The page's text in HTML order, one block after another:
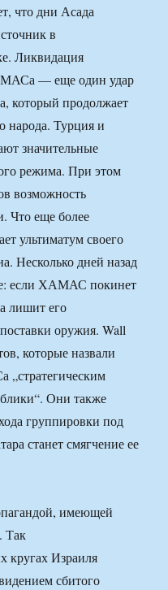
что дни Асада
в
Ликвидация
— еще один удар
который продолжает
народа. Турция и
значительные
режима. При этом
возможность
Что еще более
ультиматум своего
Несколько дней назад
если ХАМАС покинет
лишит его
оружия. Wall
которые назвали
Они также
группировки под
станет смягчение ее
имеющей
Так
кругах Израиля
сбитого